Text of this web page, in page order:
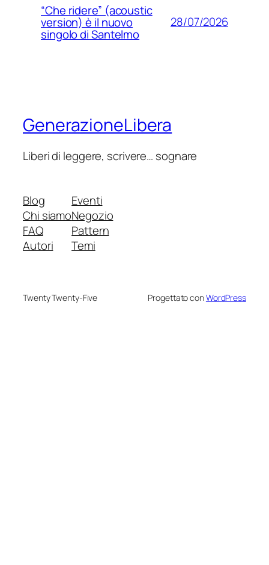
“Che ridere” (acoustic
version) è il nuovo
singolo di Santelmo
28/07/2026
GenerazioneLibera
Liberi di leggere, scrivere… sognare
Blog
Chi siamo
FAQ
Autori
Eventi
Negozio
Pattern
Temi
Twenty Twenty-Five Progettato conWordPress